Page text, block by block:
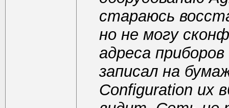
стараюсь
но не могу
адреса
записал на
Configuration их